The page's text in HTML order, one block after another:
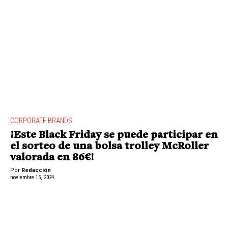
CORPORATE BRANDS
¡Este Black Friday se puede participar en
el sorteo de una bolsa trolley McRoller
valorada en 86€!
Por Redacción
noviembre 15, 2024